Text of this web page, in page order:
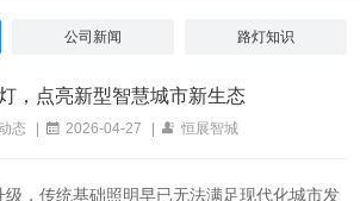
公司新闻 路灯知识
，点亮新型智慧城市新生态
态 2026-04-27 恒展智城
级，传统基础照明早已无法满足现代化城市发